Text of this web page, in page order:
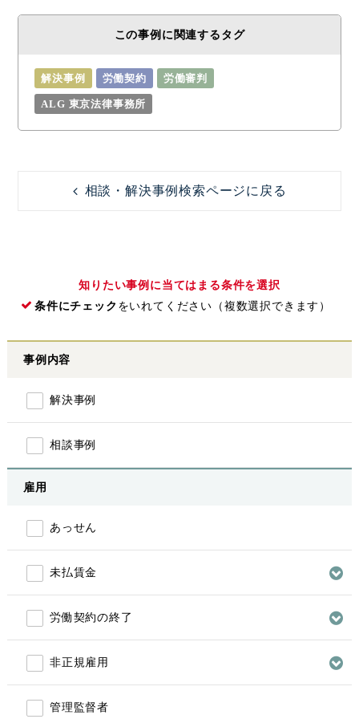
この事例に関連するタグ
解決事例 労働契約 労働審判
ALG 東京法律事務所
相談・解決事例検索ページに戻る
知りたい事例に当てはまる条件を選択
条件にチェック をいれてください（複数選択できます）
事例内容
解決事例
相談事例
雇用
あっせん
未払賃金
労働契約の終了
非正規雇用
管理監督者